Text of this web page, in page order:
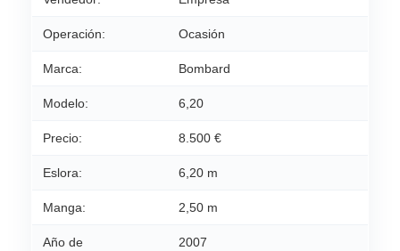
Operación: Ocasión
Marca: Bombard
Modelo: 6,20
Precio: 8.500 €
Eslora: 6,20 m
Manga: 2,50 m
Año de
2007